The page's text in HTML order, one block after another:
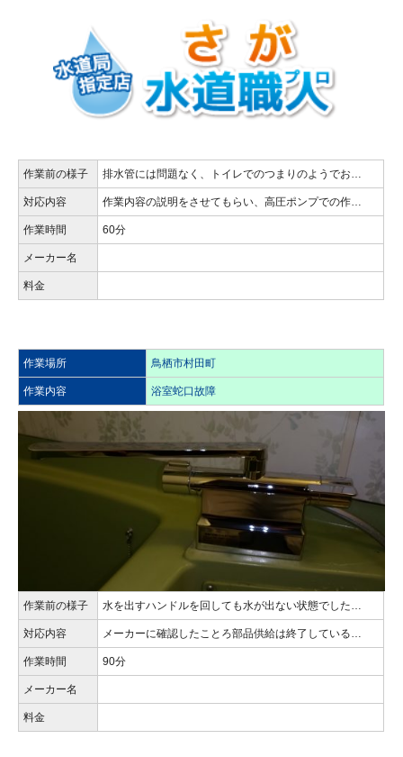
作業前の様子 排水管には問題なく、トイレでのつまりのようでお…
対応内容 作業内容の説明をさせてもらい、高圧ポンプでの作…
作業時間 60分
メーカー名
料金
作業場所 鳥栖市村田町
作業内容 浴室蛇口故障
作業前の様子 水を出すハンドルを回しても水が出ない状態でした…
対応内容 メーカーに確認したことろ部品供給は終了している…
作業時間 90分
メーカー名
料金